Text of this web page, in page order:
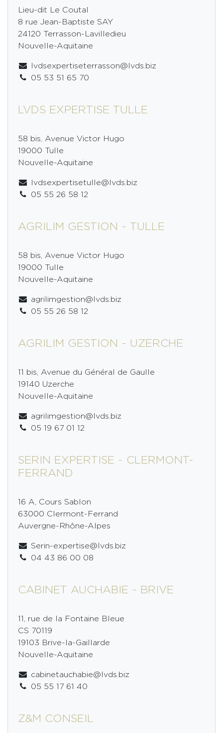
Lieu-dit Le Coutal
8 rue Jean-Baptiste SAY
24120 Terrasson-Lavilledieu
Nouvelle-Aquitaine
lvdsexpertiseterrasson@lvds.biz
05 53 51 65 70
LVDS EXPERTISE TULLE
58 bis, Avenue Victor Hugo
19000 Tulle
Nouvelle-Aquitaine
lvdsexpertisetulle@lvds.biz
05 55 26 58 12
AGRILIM GESTION - TULLE
58 bis, Avenue Victor Hugo
19000 Tulle
Nouvelle-Aquitaine
agrilimgestion@lvds.biz
05 55 26 58 12
AGRILIM GESTION - UZERCHE
11 bis, Avenue du Général de Gaulle
19140 Uzerche
Nouvelle-Aquitaine
agrilimgestion@lvds.biz
05 19 67 01 12
SERIN EXPERTISE - CLERMONT-
FERRAND
16 A, Cours Sablon
63000 Clermont-Ferrand
Auvergne-Rhône-Alpes
Serin-expertise@lvds.biz
04 43 86 00 08
CABINET AUCHABIE - BRIVE
11, rue de la Fontaine Bleue
CS 70119
19103 Brive-la-Gaillarde
Nouvelle-Aquitaine
cabinetauchabie@lvds.biz
05 55 17 61 40
Z&M CONSEIL